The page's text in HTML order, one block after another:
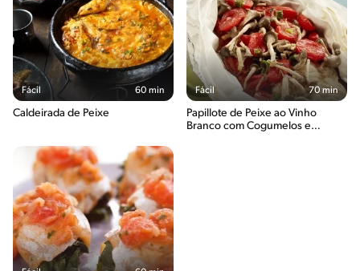
Fácil 60 min
Caldeirada de Peixe
Fácil 70 min
Papillote de Peixe ao Vinho
Branco com Cogumelos e